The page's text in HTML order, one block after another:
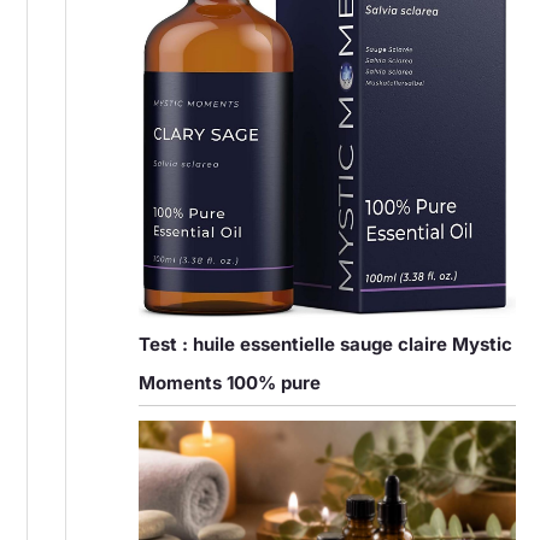
Test : huile essentielle sauge claire Mystic
Moments 100% pure